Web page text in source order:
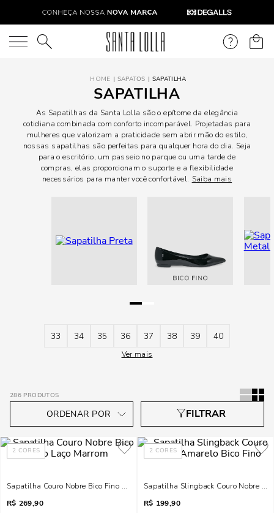
O que você está procurando?
SAPATOS SAPATILHA
SAPATILHA
As Sapatilhas da Santa Lolla são o epítome da elegância
cotidiana combinada com conforto incomparável. Projetadas para
mulheres que valorizam a praticidade sem abrir mão do estilo,
nossas sapatilhas são perfeitas para qualquer hora do dia. Seja
para o escritório, um passeio no parque ou uma tarde de
compras, elas proporcionam o suporte e a flexibilidade
necessários para manter você confortável. Saiba mais
33 34 35 36 37 38 39 40
Ver mais
286 PRODUTOS
2 CORES
Sapatilha Couro Nobre Bico Fino Laço Marrom
R$ 269,90
2 CORES
Sapatilha Slingback Couro Nobre
R$ 199,90